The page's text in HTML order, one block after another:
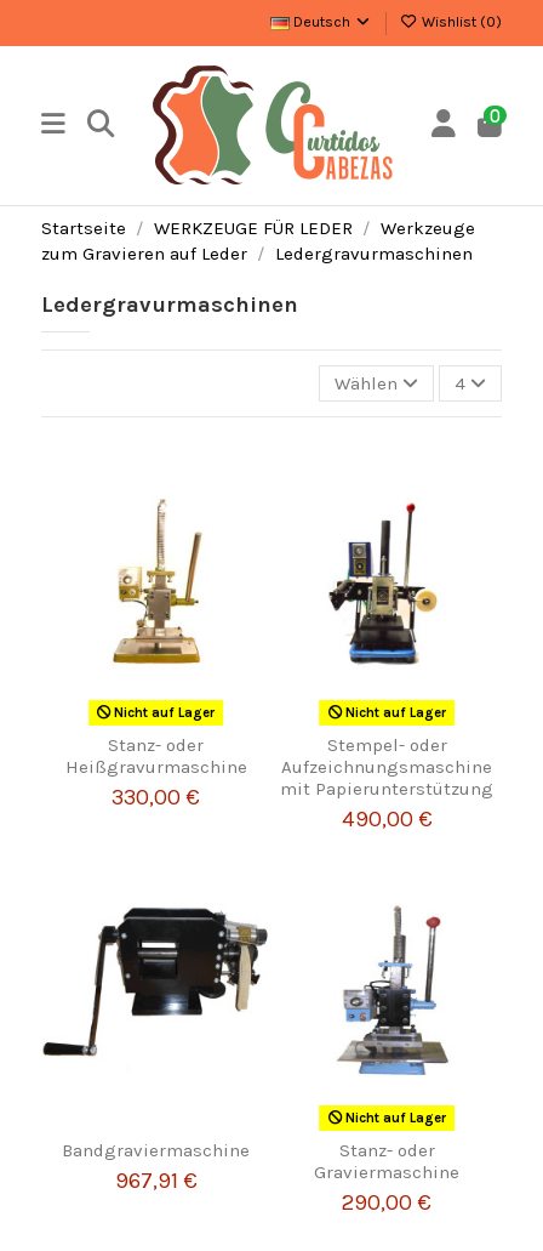
Deutsch Wishlist (0)
0
Startseite WERKZEUGE FÜR LEDER
Werkzeuge
zum Gravieren auf Leder
Ledergravurmaschinen
Ledergravurmaschinen
Wählen 4
Nicht auf Lager
Stanz- oder
Heißgravurmaschine
330,00 €
Nicht auf Lager
Stempel- oder
Aufzeichnungsmaschine
mit Papierunterstützung
490,00 €
Bandgraviermaschine
967,91 €
Nicht auf Lager
Stanz- oder
Graviermaschine
290,00 €